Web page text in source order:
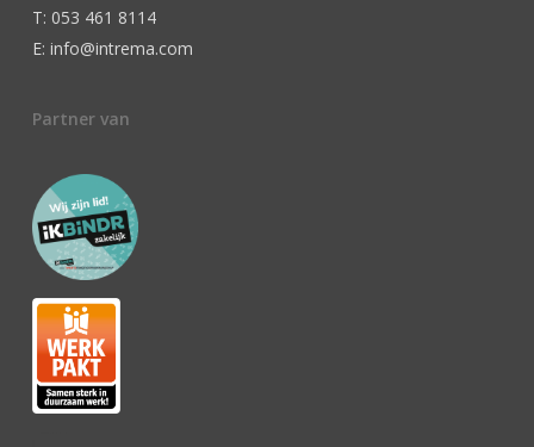
T: 053 461 8114
E: info@intrema.com
Partner van